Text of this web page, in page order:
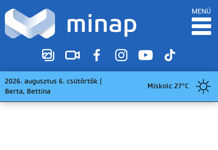
MENÜ
2026. augusztus 6. csütörtök |
Berta, Bettina
Miskolc 27°C